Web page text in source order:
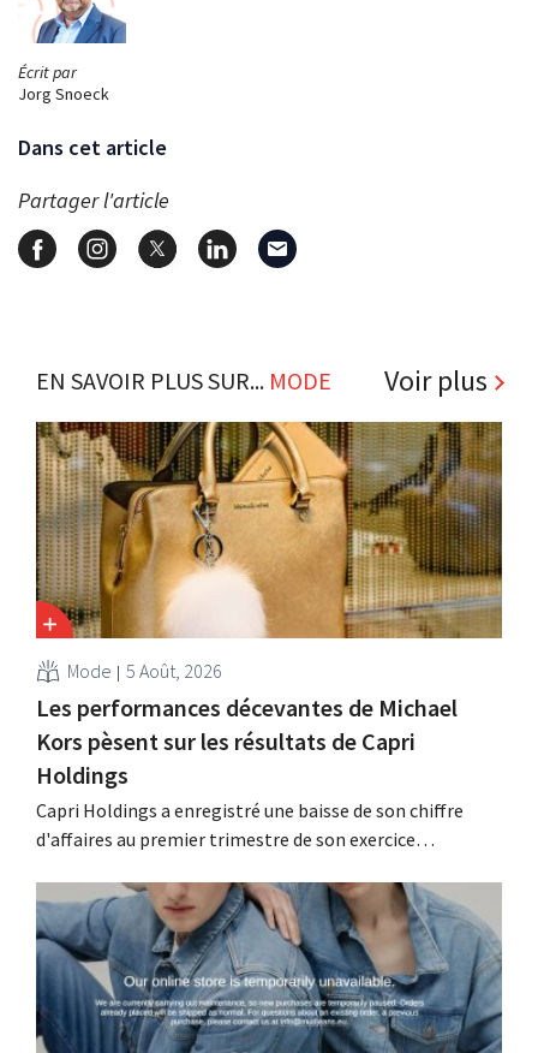
Écrit par
Jorg Snoeck
Dans cet article
Partager l'article
EN SAVOIR PLUS SUR... MODE Voir plus
Mode 5 Août, 2026
Les performances décevantes de Michael
Kors pèsent sur les résultats de Capri
Holdings
Capri Holdings a enregistré une baisse de son chiffre
d'affaires au premier trimestre de son exercice
performances décevantes de Michael Kors, malgré les
bons résultats de Jimmy Choo.